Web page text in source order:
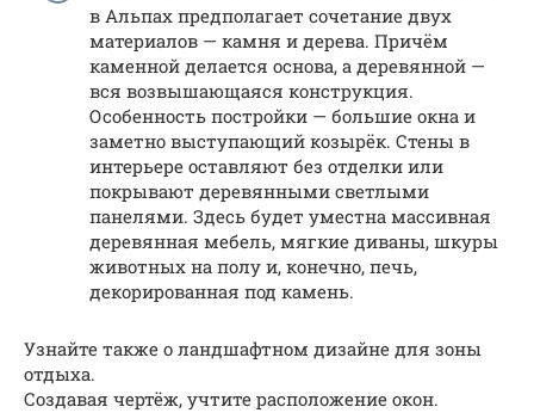
в Альпах предполагает сочетание двух
материалов — камня и дерева. Причём
каменной делается основа, а деревянной —
вся возвышающаяся конструкция.
Особенность постройки — большие окна и
заметно выступающий козырёк. Стены в
интерьере оставляют без отделки или
покрывают деревянными светлыми
панелями. Здесь будет уместна массивная
деревянная мебель, мягкие диваны, шкуры
животных на полу и, конечно, печь,
декорированная под камень.
Узнайте также о ландшафтном дизайне для зоны
отдыха.
Создавая чертёж, учтите расположение окон.